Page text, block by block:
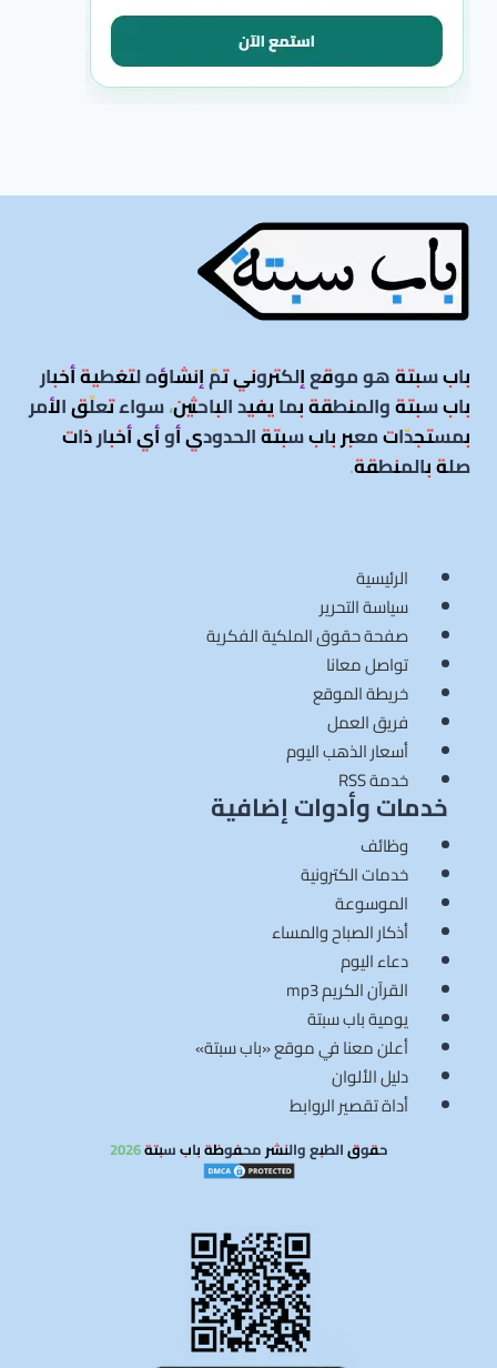
باب سبتة هو موقع إلكتروني تمّ إنشاؤه لتغطية أخبار
باب سبتة والمنطقة بما يفيد الباحثين، سواء تعلّق الأمر
بمستجدّات معبر باب سبتة الحدودي أو أي أخبار ذات
صلة بالمنطقة.
الرئيسية
سياسة التحرير
صفحة حقوق الملكية الفكرية
تواصل معانا
خريطة الموقع
فريق العمل
أسعار الذهب اليوم
خدمة RSS
خدمات وأدوات إضافية
وظائف
خدمات الكترونية
الموسوعة
أذكار الصباح والمساء
دعاء اليوم
القرآن الكريم mp3
يومية باب سبتة
أعلن معنا في موقع «باب سبتة»
دليل الألوان
أداة تقصير الروابط
حقوق الطبع والنشر محفوظة باب سبتة 2026